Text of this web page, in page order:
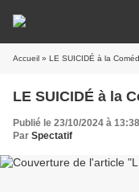
Accueil » LE SUICIDÉ à la
LE SUICIDÉ à la
Publié le 23/10/2024 à 13:38
Par Spectatif